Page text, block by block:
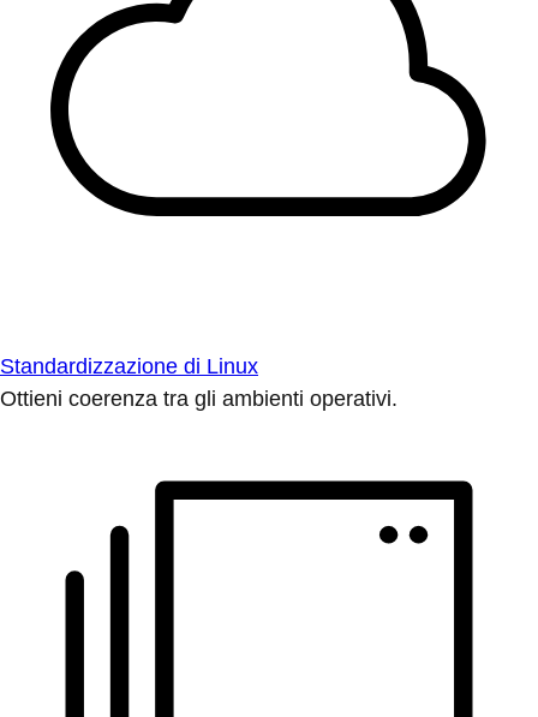
Standardizzazione di Linux
Ottieni coerenza tra gli ambienti operativi.